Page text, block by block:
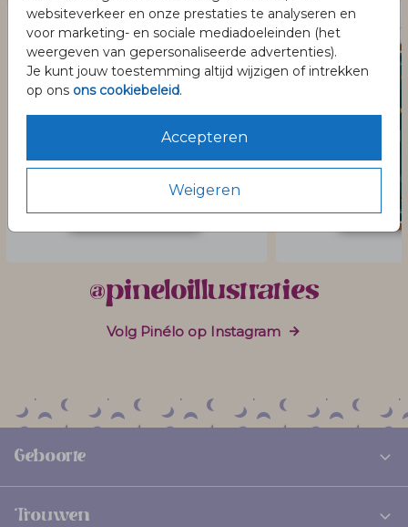
websiteverkeer en onze prestaties te analyseren en
voor marketing- en sociale mediadoeleinden (het
weergeven van gepersonaliseerde advertenties).
Je kunt jouw toestemming altijd wijzigen of intrekken
op ons ons cookiebeleid.
Accepteren
Weigeren
@pineloillustraties
Volg Pinélo op Instagram
Geboorte
Trouwen